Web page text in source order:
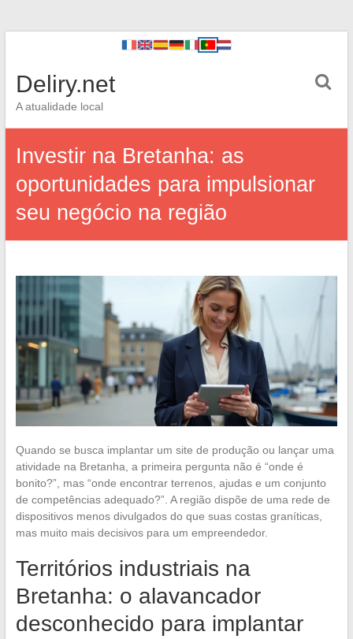
Deliry.net
A atualidade local
Investir na Bretanha: as
oportunidades para impulsionar
seu negócio na região
Quando se busca implantar um site de produção ou lançar uma
atividade na Bretanha, a primeira pergunta não é “onde é
bonito?”, mas “onde encontrar terrenos, ajudas e um conjunto
de competências adequado?”. A região dispõe de uma rede de
dispositivos menos divulgados do que suas costas graníticas,
mas muito mais decisivos para um empreendedor.
Territórios industriais na
Bretanha: o alavancador
desconhecido para implantar